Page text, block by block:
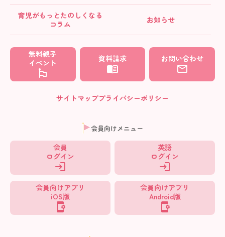
育児がもっとたのしくなる
コラム
お知らせ
無料親子
イベント
資料請求 お問い合わせ
サイトマッププライバシーポリシー
会員向けメニュー
会員
ログイン
英語
ログイン
会員向けアプリ
iOS版
会員向けアプリ
Android版